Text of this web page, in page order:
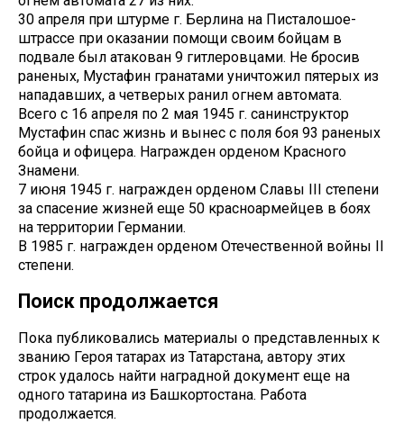
30 апреля при штурме г. Берлина на Писталошое-
штрассе при оказании помощи своим бойцам в
подвале был атакован 9 гитлеровцами. Не бросив
раненых, Мустафин гранатами уничтожил пятерых из
нападавших, а четверых ранил огнем автомата.
Всего с 16 апреля по 2 мая 1945 г. санинструктор
Мустафин спас жизнь и вынес с поля боя 93 раненых
бойца и офицера. Награжден орденом Красного
Знамени.
7 июня 1945 г. награжден орденом Славы III степени
за спасение жизней еще 50 красноармейцев в боях
на территории Германии.
В 1985 г. награжден орденом Отечественной войны II
степени.
Поиск продолжается
Пока публиковались материалы о представленных к
званию Героя татарах из Татарстана, автору этих
строк удалось найти наградной документ еще на
одного татарина из Башкортостана. Работа
продолжается.